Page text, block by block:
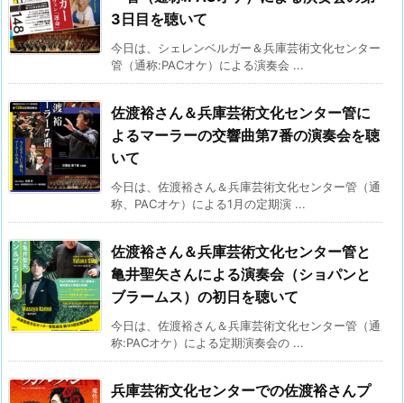
3日目を聴いて
今日は、シェレンベルガー＆兵庫芸術文化センター
管（通称:PACオケ）による演奏会 ...
佐渡裕さん＆兵庫芸術文化センター管に
よるマーラーの交響曲第7番の演奏会を聴
いて
今日は、佐渡裕さん＆兵庫芸術文化センター管（通
称、PACオケ）による1月の定期演 ...
佐渡裕さん＆兵庫芸術文化センター管と
亀井聖矢さんによる演奏会（ショパンと
ブラームス）の初日を聴いて
今日は、佐渡裕さん＆兵庫芸術文化センター管（通
称:PACオケ）による定期演奏会の ...
兵庫芸術文化センターでの佐渡裕さんプ